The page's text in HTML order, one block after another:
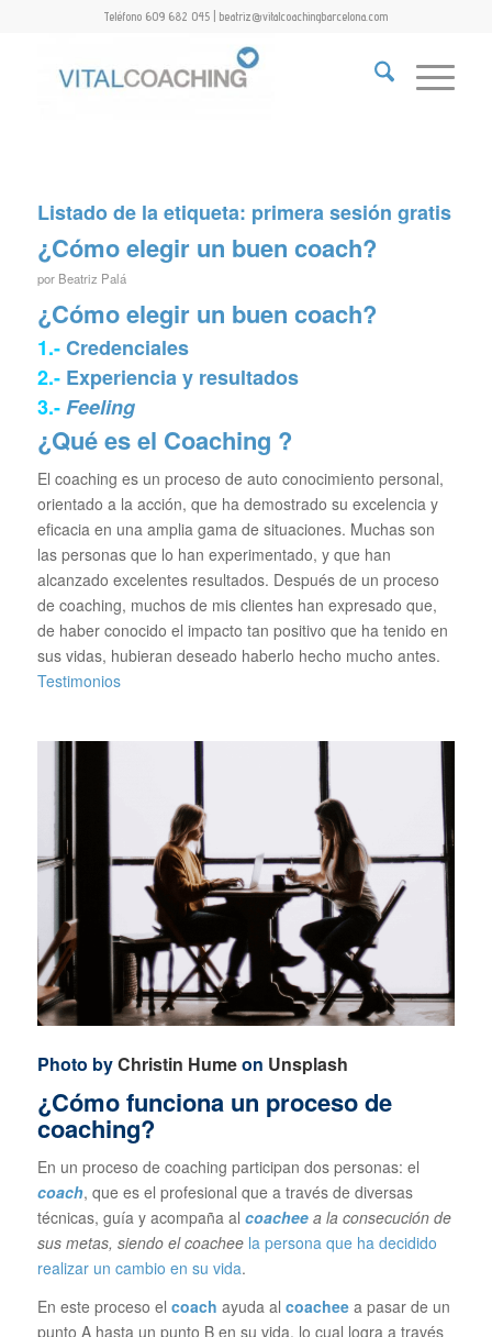
Teléfono 609 682 045 | beatriz@vitalcoachingbarcelona.com
Listado de la etiqueta: primera sesión gratis
¿Cómo elegir un buen coach?
por Beatriz Palá
¿Cómo elegir un buen coach?
1.- Credenciales
2.- Experiencia y resultados
3.-Feeling
¿Qué es el Coaching ?
El coaching es un proceso de auto conocimiento personal,
orientado a la acción, que ha demostrado su excelencia y
eficacia en una amplia gama de situaciones. Muchas son
las personas que lo han experimentado, y que han
alcanzado excelentes resultados. Después de un proceso
de coaching, muchos de mis clientes han expresado que,
de haber conocido el impacto tan positivo que ha tenido en
sus vidas, hubieran deseado haberlo hecho mucho antes.
Testimonios
Photo byChristin Humeon Unsplash
¿Cómo funciona un proceso de
coaching?
En un proceso de coaching participan dos personas: el
coach, que es el profesional que a través de diversas
técnicas, guía y acompaña al coacheea la consecución de
sus metas, siendo el coachee la persona que ha decidido
realizar un cambio en su vida.
En este proceso el coach ayuda al coacheea pasar de un
punto A hasta un punto B en su vida, lo cual logra a través